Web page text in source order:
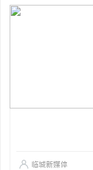
临城新媒体